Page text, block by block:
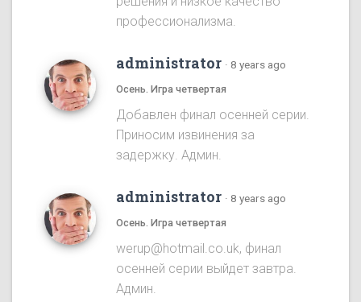
профессионализма.
administrator · 8 years ago
Осень. Игра четвертая
Добавлен финал осенней серии.
Приносим извинения за
задержку. Админ.
administrator · 8 years ago
Осень. Игра четвертая
werup@hotmail.co.uk, финал
осенней серии выйдет завтра.
Админ.